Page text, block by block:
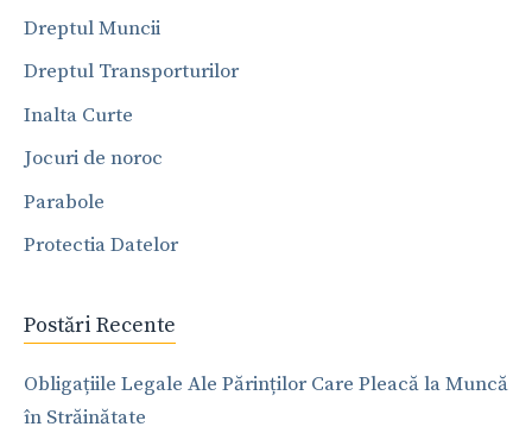
Dreptul Muncii
Dreptul Transporturilor
Inalta Curte
Jocuri de noroc
Parabole
Protectia Datelor
Postări Recente
Obligațiile Legale Ale Părinților Care Pleacă la Muncă
în Străinătate